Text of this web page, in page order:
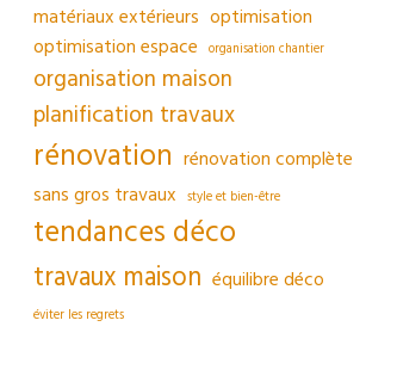
matériaux extérieurs optimisation
optimisation espace
organisation chantier
organisation maison
planification travaux
rénovation rénovation complète
sans gros travaux
style et bien-être
tendances déco
travaux maison équilibre déco
éviter les regrets